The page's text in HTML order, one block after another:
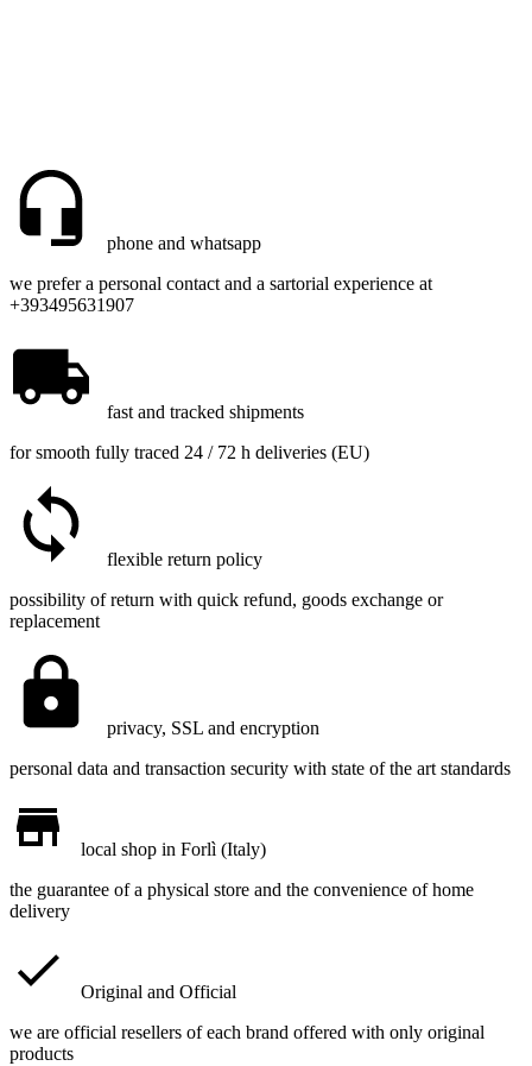
phone and whatsapp
we prefer a personal contact and a sartorial experience at
+393495631907
fast and tracked shipments
for smooth fully traced 24 / 72 h deliveries (EU)
flexible return policy
possibility of return with quick refund, goods exchange or
replacement
privacy, SSL and encryption
personal data and transaction security with state of the art standards
local shop in Forlì (Italy)
the guarantee of a physical store and the convenience of home
delivery
Original and Official
we are official resellers of each brand offered with only original
products